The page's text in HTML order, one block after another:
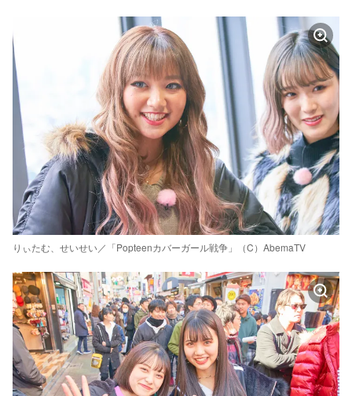
りぃたむ、せいせい／「Popteenカバーガール戦争」（C）AbemaTV